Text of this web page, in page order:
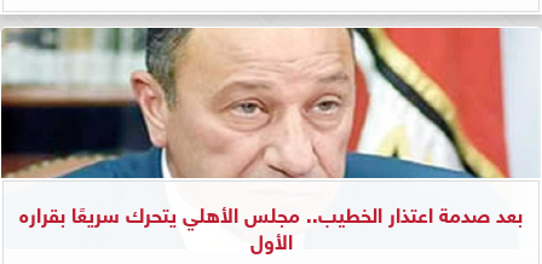
بعد صدمة اعتذار الخطيب.. مجلس الأهلي يتحرك سريعًا بقراره
الأول